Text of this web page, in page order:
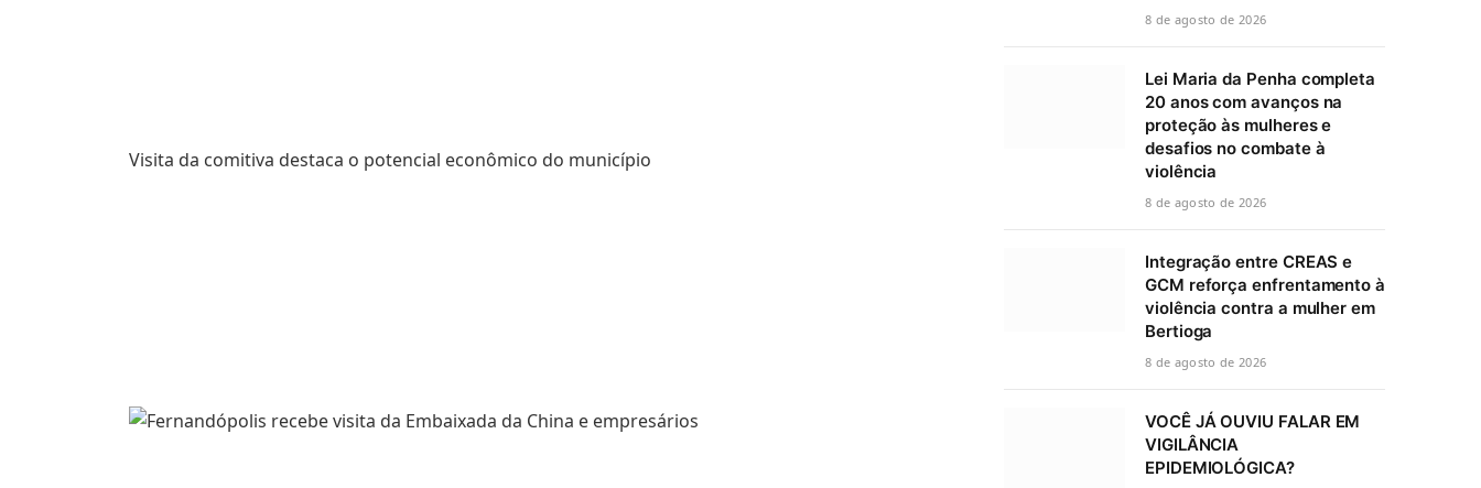
Visita da comitiva destaca o potencial econômico do município
8 de agosto de 2026
Lei Maria da Penha completa
20 anos com avanços na
proteção às mulheres e
desafios no combate à
violência
8 de agosto de 2026
Integração entre CREAS e
GCM reforça enfrentamento à
violência contra a mulher em
Bertioga
8 de agosto de 2026
VOCÊ JÁ OUVIU FALAR EM
VIGILÂNCIA
EPIDEMIOLÓGICA?